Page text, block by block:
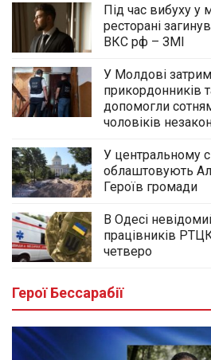
Під час вибуху у
ресторані
ВКС рф – ЗМІ
У Молдові
прикордонників
допомогли
чоловіків
У центральному
облаштовують
Героїв громади
В Одесі
працівників
четверо
Герої Бессарабії